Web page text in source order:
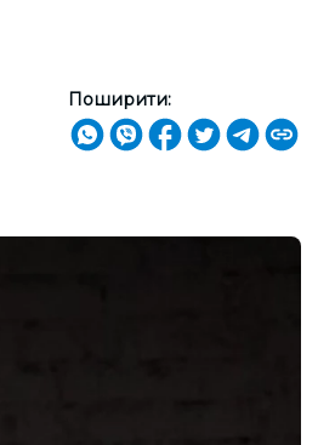
Поширити: